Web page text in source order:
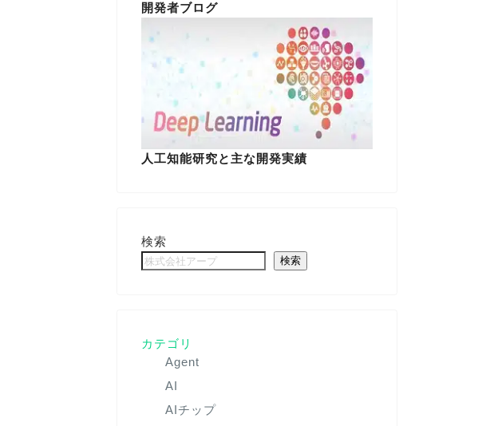
開発者ブログ
人工知能研究と主な開発実績
検索
検索
カテゴリ
Agent
AI
AIチップ